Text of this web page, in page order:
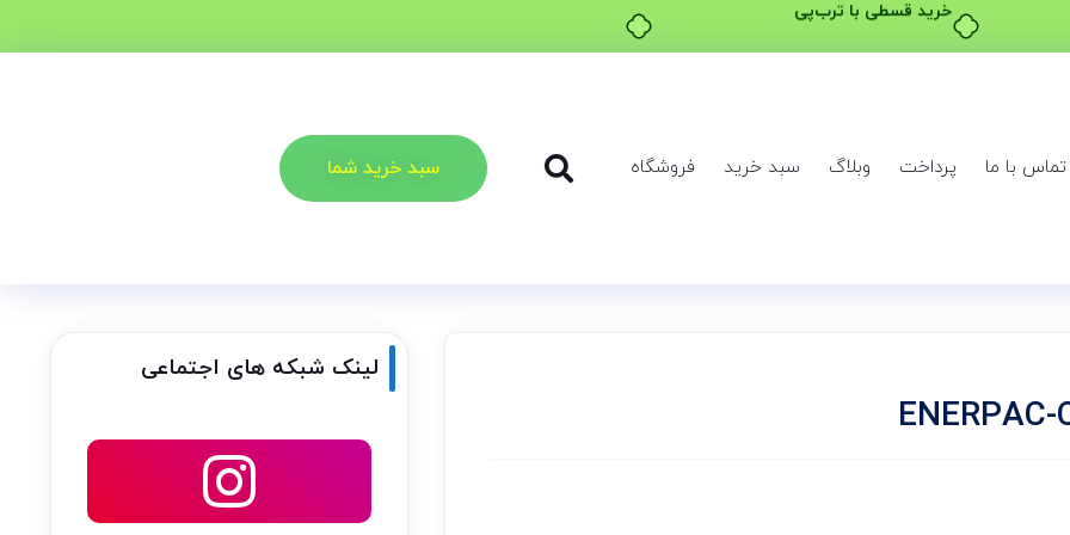
خرید قسطی با ترب‌پی
تماس با ما پرداخت وبلاگ سبد خرید فروشگاه سبد خرید شما
لینک شبکه های اجتماعی